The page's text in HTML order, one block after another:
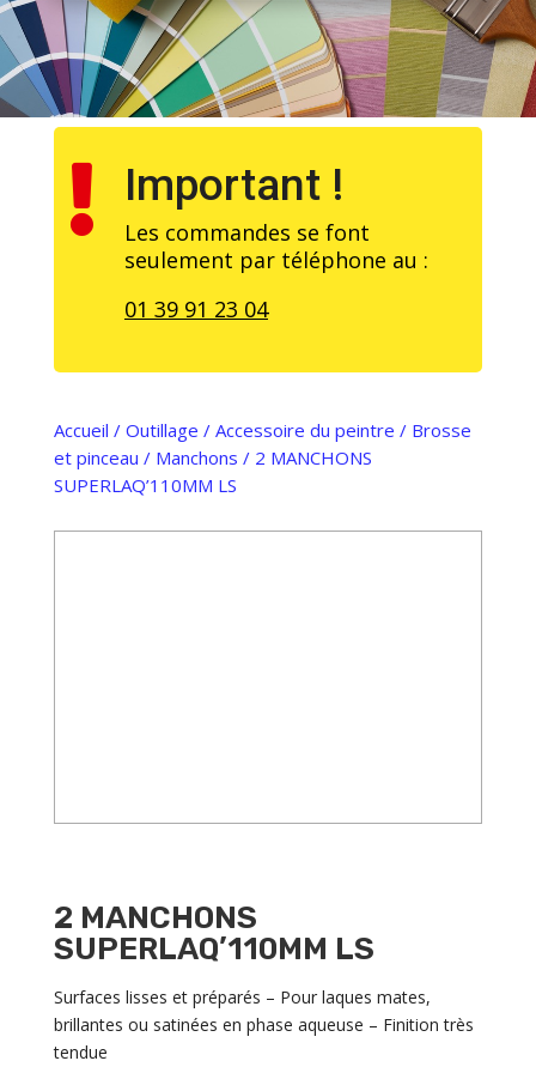
 Important !
Les commandes se font
seulement par téléphone au :
01 39 91 23 04
Accueil / Outillage / Accessoire du peintre / Brosse
et pinceau / Manchons / 2 MANCHONS
SUPERLAQ’110MM LS
2 MANCHONS
SUPERLAQ’110MM LS
Surfaces lisses et préparés – Pour laques mates,
brillantes ou satinées en phase aqueuse – Finition très
tendue